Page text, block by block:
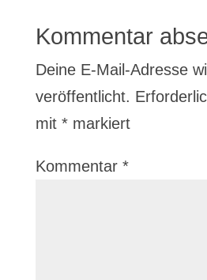
Kommentar
Deine E-Mail-Adresse
veröffentlicht.
mit *markiert
Kommentar *